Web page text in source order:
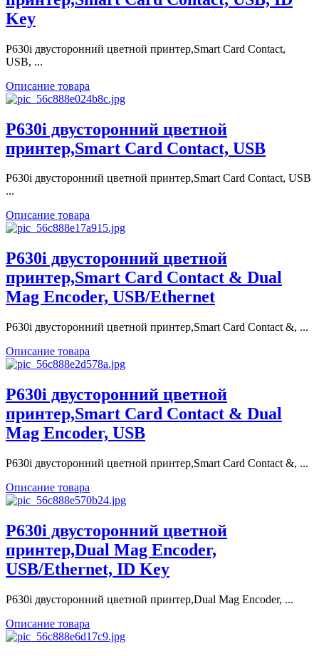
Key
P630i двусторонний цветной принтер,Smart Card Contact,
USB, ...
Описание товара
P630i двусторонний цветной
принтер,Smart Card Contact, USB
P630i двусторонний цветной принтер,Smart Card Contact, USB
...
Описание товара
P630i двусторонний цветной
принтер,Smart Card Contact & Dual
Mag Encoder, USB/Ethernet
P630i двусторонний цветной принтер,Smart Card Contact &, ...
Описание товара
P630i двусторонний цветной
принтер,Smart Card Contact & Dual
Mag Encoder, USB
P630i двусторонний цветной принтер,Smart Card Contact &, ...
Описание товара
P630i двусторонний цветной
принтер,Dual Mag Encoder,
USB/Ethernet, ID Key
P630i двусторонний цветной принтер,Dual Mag Encoder, ...
Описание товара